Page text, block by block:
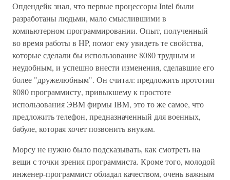
Опдендейк знал, что первые процессоры Intel были
разработаны людьми, мало смыслившими в
компьютерном программировании. Опыт, полученный
во время работы в HP, помог ему увидеть те свойства,
которые сделали бы использование 8080 трудным и
неудобным, и успешно внести изменения, сделавшие его
более "дружелюбным". Он считал: предложить прототип
8080 программисту, привыкшему к простоте
использования ЭВМ фирмы IBM, это то же самое, что
предложить телефон, предназначенный для военных,
бабуле, которая хочет позвонить внукам.
Морсу не нужно было подсказывать, как смотреть на
вещи с точки зрения программиста. Кроме того, молодой
инженер-программист обладал качеством, очень важным